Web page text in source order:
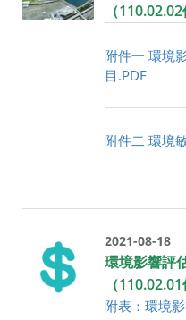
（110.02.02
附件一 環境
目.PDF
附件二 環境
2021-08-18
環境影響評
（110.02.01
附表：環境